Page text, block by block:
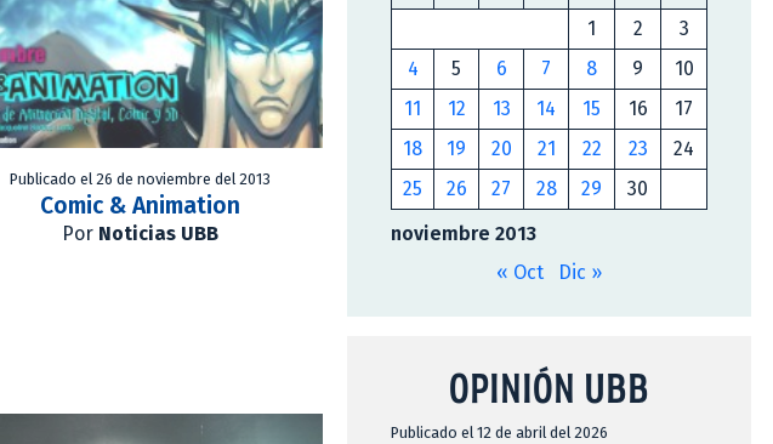
Publicado el 26 de noviembre del 2013
Comic & Animation
Por Noticias UBB noviembre 2013
1
2
3
4
5 6 7 8 9
10
11
12 13 14 15 16
17
18
19 20 21 22 23
24
25
26 27 28 29 30
« Oct Dic »
OPINIÓN UBB
Publicado el 12 de abril del 2026